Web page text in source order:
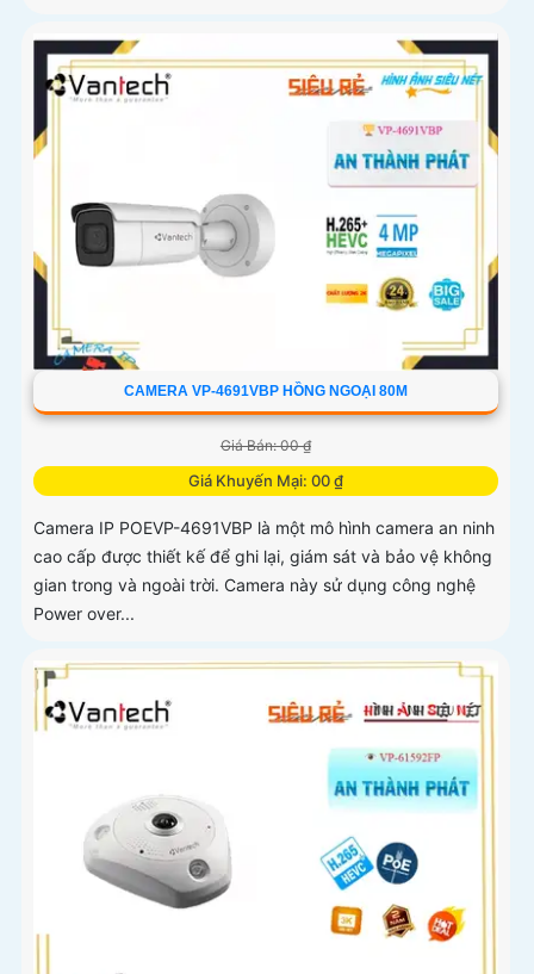
CAMERA VP-4691VBP HỒNG NGOẠI 80M
Giá Bán: 00 ₫
Giá Khuyến Mại: 00 ₫
Camera IP POEVP-4691VBP là một mô hình camera an ninh
cao cấp được thiết kế để ghi lại, giám sát và bảo vệ không
gian trong và ngoài trời. Camera này sử dụng công nghệ
Power over...